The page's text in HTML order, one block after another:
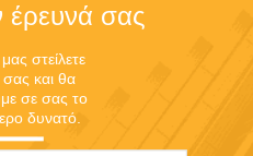
έρευνά σας
στείλετε
σας και θα
σε σας το
δυνατό.